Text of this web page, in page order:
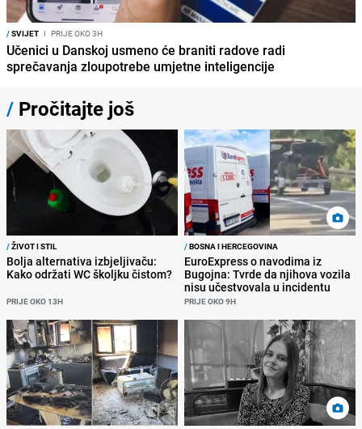
/SVIJET I PRIJE OKO 3H
Učenici u Danskoj usmeno će braniti radove radi
sprečavanja zloupotrebe umjetne inteligencije
/ Pročitajte još
/ŽIVOT I STIL
Bolja alternativa izbjeljivaču:
Kako održati WC školjku čistom?
PRIJE OKO 13H
/BOSNA I HERCEGOVINA
EuroExpress o navodima iz
Bugojna: Tvrde da njihova vozila
nisu učestvovala u incidentu
PRIJE OKO 9H